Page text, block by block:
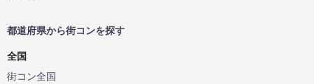
都道府県から街コンを探す
全国
街コン全国